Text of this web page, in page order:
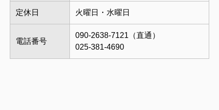
定休日 火曜日・水曜日
電話番号
090-2638-7121（直通）
025-381-4690